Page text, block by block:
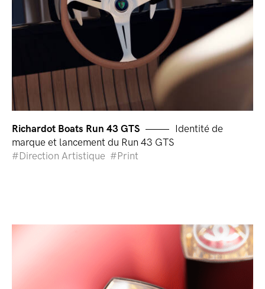
Richardot Boats Run 43 GTS
Identité de
marque et lancement du Run 43 GTS
Direction Artistique
Print